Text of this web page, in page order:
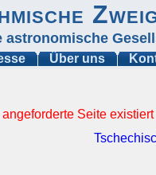
astronomische
Über uns
angeforderte Seite